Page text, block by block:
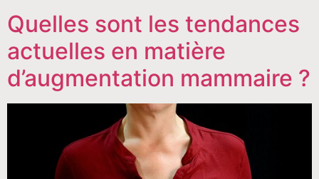
Quelles sont les tendances
actuelles en matière
d’augmentation mammaire ?